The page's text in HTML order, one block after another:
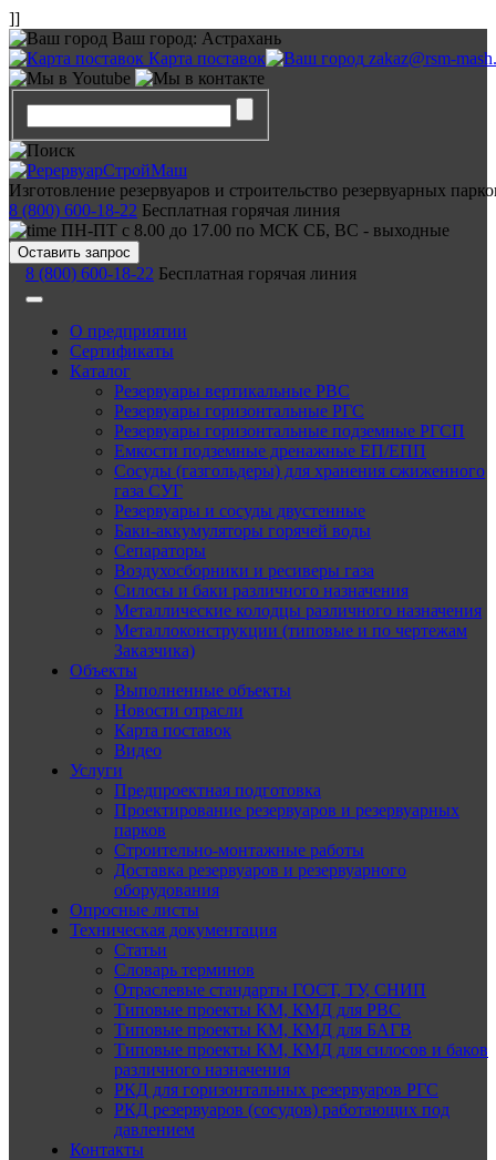
]]
Ваш город: Астрахань
Карта поставок
zakaz@rsm-
Изготовление резервуаров и строительство резервуарных
8 (800) 600-18-22 Бесплатная горячая линия
ПН-ПТ с 8.00 до 17.00 по МСК СБ, ВС - выходные
Оставить запрос
8 (800) 600-18-22 Бесплатная горячая линия
О предприятии
Сертификаты
Каталог
Резервуары вертикальные РВС
Резервуары горизонтальные РГС
Резервуары горизонтальные подземные РГСП
Емкости подземные дренажные ЕП/ЕПП
Сосуды (газгольдеры) для хранения сжиженного
газа СУГ
Резервуары и сосуды двустенные
Баки-аккумуляторы горячей воды
Сепараторы
Воздухосборники и ресиверы газа
Силосы и баки различного назначения
Металлические колодцы различного назначения
Металлоконструкции (типовые и по чертежам
Заказчика)
Объекты
Выполненные объекты
Новости отрасли
Карта поставок
Видео
Услуги
Предпроектная подготовка
Проектирование резервуаров и резервуарных
парков
Строительно-монтажные работы
Доставка резервуаров и резервуарного
оборудования
Опросные листы
Техническая документация
Статьи
Словарь терминов
Отраслевые стандарты ГОСТ, ТУ, СНИП
Типовые проекты КМ, КМД для РВС
Типовые проекты КМ, КМД для БАГВ
Типовые проекты КМ, КМД для силосов и баков
различного назначения
РКД для горизонтальных резервуаров РГС
РКД резервуаров (сосудов) работающих под
давлением
Контакты